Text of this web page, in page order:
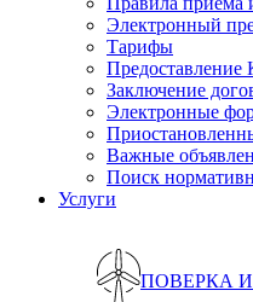
Электронный
Тарифы
Предоставление
Заключение
Электронные
Важные
Поиск
Услуги
ПОВЕРКА